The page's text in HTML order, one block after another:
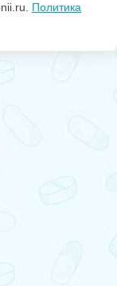
Политика